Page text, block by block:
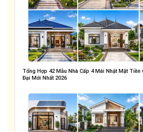
Tổng Hợp 42 Mẫu Nhà Cấp 4 Mái Nhật Mặt Tiền
Đại Mới Nhất 2026